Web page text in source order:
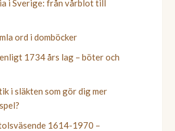
i Sverige: från vårblot till
ord i domböcker
1734 års lag – böter och
i släkten som gör dig mer
1614-1970 –